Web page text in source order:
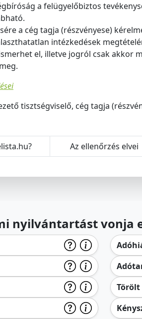
a felügyelőbiztos
a cég tagja (részvényese)
intézkedések
el, illetve jogról csak akkor
tisztségviselő, cég tagja
Az ellenőrzés elvei
nyilvántartást vonja
Törölt